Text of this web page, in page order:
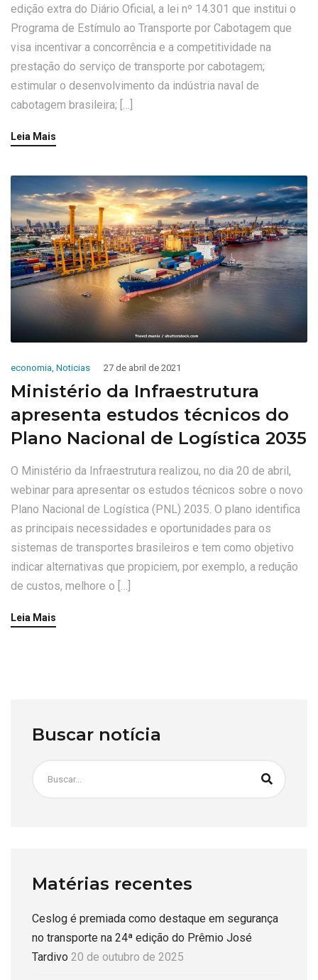
edição extra do Diário Oficial, a lei nº 14.301 que institui o
Programa de Estímulo ao Transporte por Cabotagem que
visa incentivar a concorrência e a competitividade na
prestação do serviço de transporte por cabotagem;
estimular o desenvolvimento da indústria naval de
cabotagem brasileira; […]
Leia Mais
economia Noticias 27 de abril de 2021
Ministério da Infraestrutura
apresenta estudos técnicos do
Plano Nacional de Logística 2035
O Ministério da Infraestrutura realizou, no dia 20 de abril,
webinar para apresentar os estudos técnicos sobre o novo
Plano Nacional de Logística (PNL) 2035. O plano identifica
as principais necessidades e oportunidades para os
sistemas de transportes brasileiros e tem como objetivo
indicar alternativas que propiciem, por exemplo, a redução
de custos, melhore o […]
Leia Mais
Buscar notícia
Matérias recentes
Ceslog é premiada como destaque em segurança
no transporte na 24ª edição do Prêmio José
Tardivo 20 de outubro de 2025